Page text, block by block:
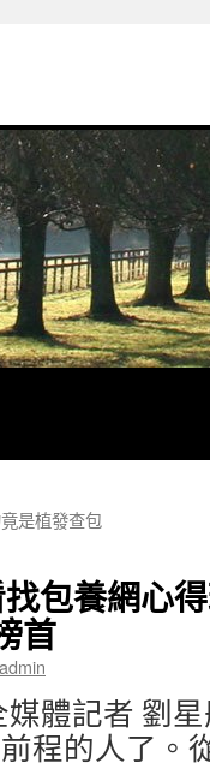
是植發查包
包養網心
首
admin
媒體記者 劉
程的人了。